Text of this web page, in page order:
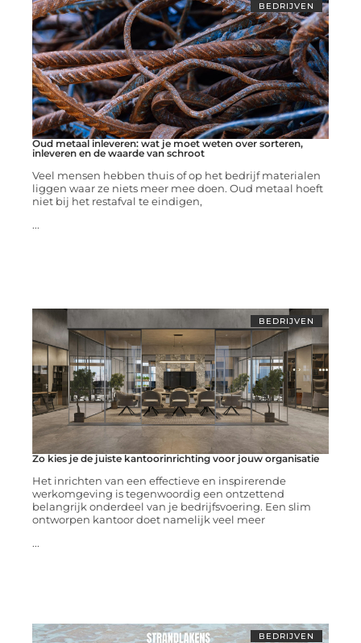
BEDRIJVEN
Oud metaal inleveren: wat je moet weten over sorteren,
inleveren en de waarde van schroot
Veel mensen hebben thuis of op het bedrijf materialen
liggen waar ze niets meer mee doen. Oud metaal hoeft
niet bij het restafval te eindigen,
...
BEDRIJVEN
Zo kies je de juiste kantoorinrichting voor jouw organisatie
Het inrichten van een effectieve en inspirerende
werkomgeving is tegenwoordig een ontzettend
belangrijk onderdeel van je bedrijfsvoering. Een slim
ontworpen kantoor doet namelijk veel meer
...
BEDRIJVEN